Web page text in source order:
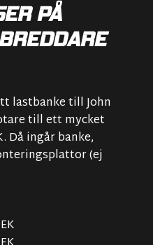
PÅ
lastbanke till John
till ett mycket
Då ingår banke,
(ej